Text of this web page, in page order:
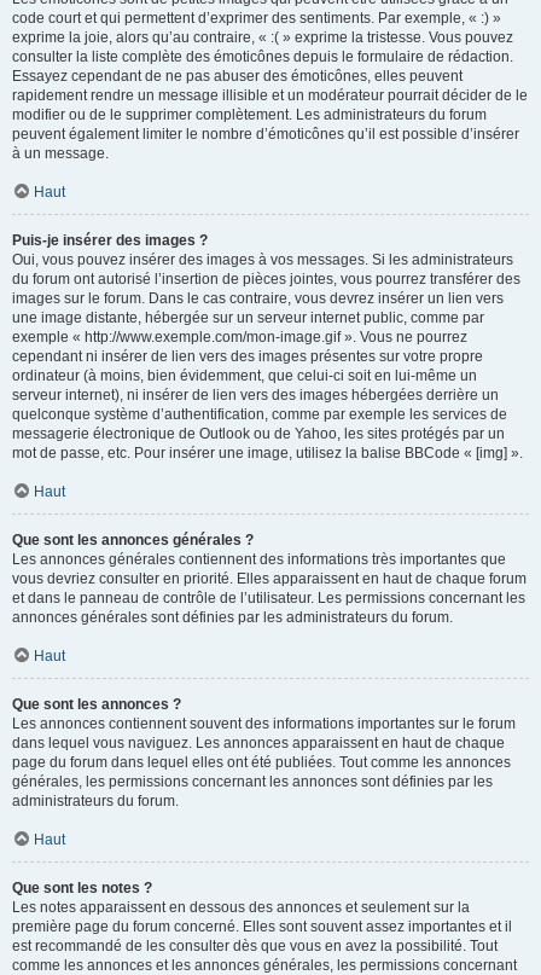
code court et qui permettent d’exprimer des sentiments. Par exemple, « :) »
exprime la joie, alors qu’au contraire, « :( » exprime la tristesse. Vous pouvez
consulter la liste complète des émoticônes depuis le formulaire de rédaction.
Essayez cependant de ne pas abuser des émoticônes, elles peuvent
rapidement rendre un message illisible et un modérateur pourrait décider de le
modifier ou de le supprimer complètement. Les administrateurs du forum
peuvent également limiter le nombre d’émoticônes qu’il est possible d’insérer
à un message.
Haut
Puis-je insérer des images ?
Oui, vous pouvez insérer des images à vos messages. Si les administrateurs
du forum ont autorisé l’insertion de pièces jointes, vous pourrez transférer des
images sur le forum. Dans le cas contraire, vous devrez insérer un lien vers
une image distante, hébergée sur un serveur internet public, comme par
exemple « http://www.exemple.com/mon-image.gif ». Vous ne pourrez
cependant ni insérer de lien vers des images présentes sur votre propre
ordinateur (à moins, bien évidemment, que celui-ci soit en lui-même un
serveur internet), ni insérer de lien vers des images hébergées derrière un
quelconque système d’authentification, comme par exemple les services de
messagerie électronique de Outlook ou de Yahoo, les sites protégés par un
mot de passe, etc. Pour insérer une image, utilisez la balise BBCode « [img] ».
Haut
Que sont les annonces générales ?
Les annonces générales contiennent des informations très importantes que
vous devriez consulter en priorité. Elles apparaissent en haut de chaque forum
et dans le panneau de contrôle de l’utilisateur. Les permissions concernant les
annonces générales sont définies par les administrateurs du forum.
Haut
Que sont les annonces ?
Les annonces contiennent souvent des informations importantes sur le forum
dans lequel vous naviguez. Les annonces apparaissent en haut de chaque
page du forum dans lequel elles ont été publiées. Tout comme les annonces
générales, les permissions concernant les annonces sont définies par les
administrateurs du forum.
Haut
Que sont les notes ?
Les notes apparaissent en dessous des annonces et seulement sur la
première page du forum concerné. Elles sont souvent assez importantes et il
est recommandé de les consulter dès que vous en avez la possibilité. Tout
comme les annonces et les annonces générales, les permissions concernant